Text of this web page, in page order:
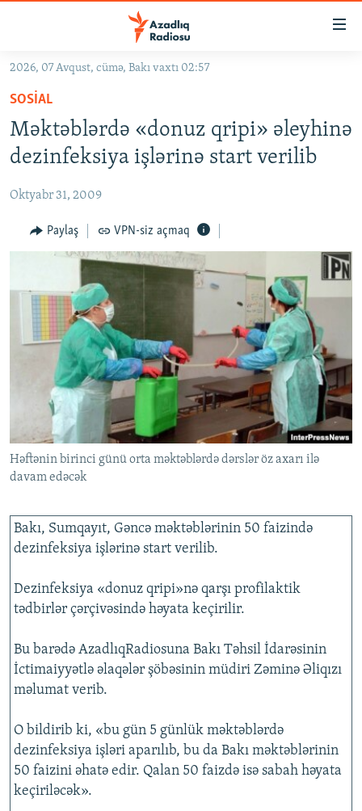
Əsas
qayıt
Əsas
naviqasiyaya
qayıt
Axtarışa
GÜNDƏM
#İZAHLA
KORRUPSIOMETR
FƏRQƏ BAX
QANUNI DOĞRU
ARAŞDIRMA
MULTIMEDIA
VIDEO
FOTOQALEREYA
İNFOQRAFIKA
KARIKATURA
RADIO ARXIV
OXU ZALI
AZƏRBAYCAN ƏDƏBIYYATI KITABXANASI
İSLAM VƏ DEMOKRATIYA
İZ - MƏDƏNIYYƏT PROQRAMI
HAQQIMIZDA
MISSIYAMIZ
PEŞƏ ETIKASI VƏ JURNALISTIKA STANDARTLARIMIZ
MATERIALLARIMIZDAN ISTIFADƏ
AZADLIQRADIOSU MOBIL TELEFONUNUZDA
XƏBƏR BÜLLETENLƏRIMIZ
BIZI IZLƏ
RFE/RL-in bütün saytları
2026, 07 Avqust, cümə, Bakı vaxtı 02:57
SOSIAL
Məktəblərdə «donuz qripi» əleyhinə
dezinfeksiya işlərinə start verilib
Oktyabr 31, 2009
Paylaş VPN-siz açmaq
Həftənin birinci günü orta məktəblərdə dərslər öz axarı ilə
davam edəcək
Bakı, Sumqayıt, Gəncə məktəblərinin 50 faizində
dezinfeksiya işlərinə start verilib.
Dezinfeksiya «donuz qripi»nə qarşı profilaktik
tədbirlər çərçivəsində həyata keçirilir.
Bu barədə AzadlıqRadiosuna Bakı Təhsil İdarəsinin
İctimaiyyətlə əlaqələr şöbəsinin müdiri Zəminə Əliqızı
məlumat verib.
O bildirib ki, «bu gün 5 günlük məktəblərdə
dezinfeksiya işləri aparılıb, bu da Bakı məktəblərinin
50 faizini əhatə edir. Qalan 50 faizdə isə sabah həyata
keçiriləcək».